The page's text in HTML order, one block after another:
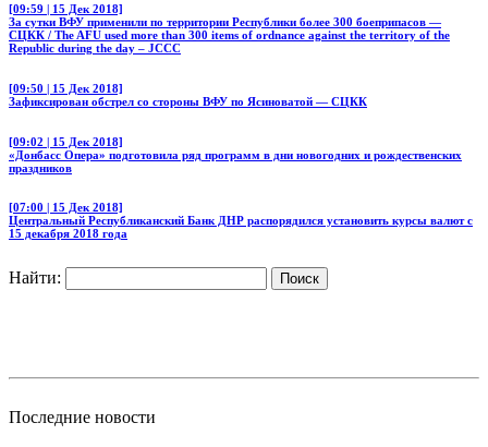
[09:59 | 15 Дек 2018]
За сутки ВФУ применили по территории Республики более 300 боеприпасов —
СЦКК / The AFU used more than 300 items of ordnance against the territory of the
Republic during the day – JCCC
[09:50 | 15 Дек 2018]
Зафиксирован обстрел со стороны ВФУ по Ясиноватой — СЦКК
[09:02 | 15 Дек 2018]
«Донбасс Опера» подготовила ряд программ в дни новогодних и рождественских
праздников
[07:00 | 15 Дек 2018]
Центральный Республиканский Банк ДНР распорядился установить курсы валют с
15 декабря 2018 года
Найти:
Последние новости